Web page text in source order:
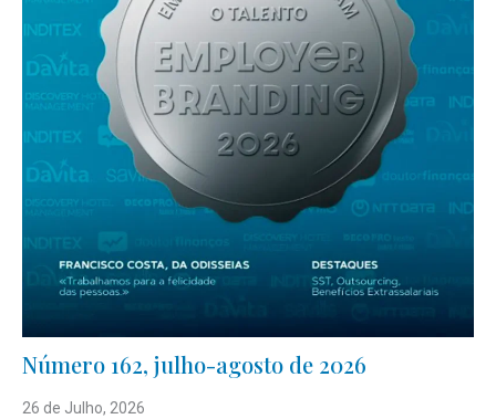
Número 162, julho-agosto de 2026
26 de Julho, 2026